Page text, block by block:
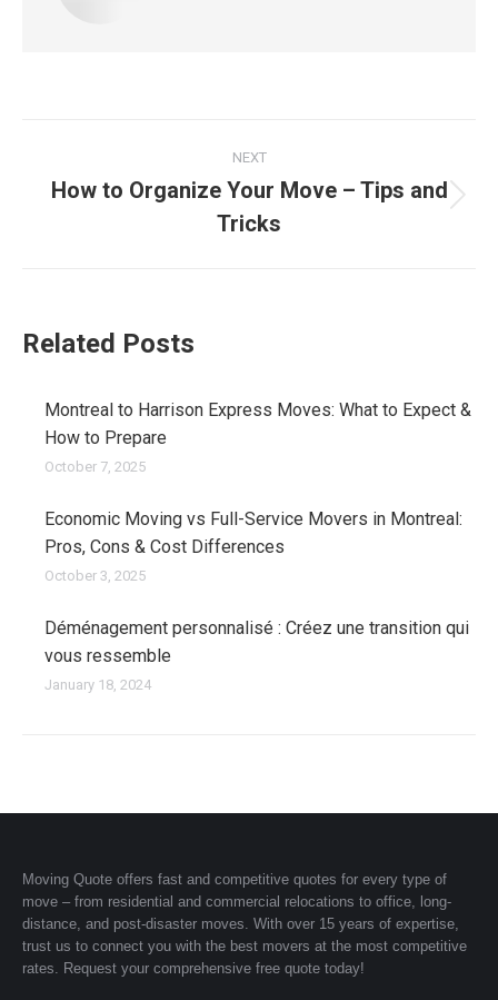
navigation
NEXT
post:
How to Organize Your Move – Tips and
Tricks
Related Posts
Montreal to Harrison Express Moves: What to Expect &
How to Prepare
October 7, 2025
Economic Moving vs Full-Service Movers in Montreal:
Pros, Cons & Cost Differences
October 3, 2025
Déménagement personnalisé : Créez une transition qui
vous ressemble
January 18, 2024
Moving Quote offers fast and competitive quotes for every type of
move – from residential and commercial relocations to office, long-
distance, and post-disaster moves. With over 15 years of expertise,
trust us to connect you with the best movers at the most competitive
rates. Request your comprehensive free quote today!